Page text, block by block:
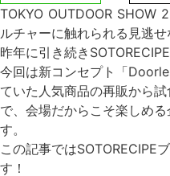
TOKYO OUTDOOR SHOW
ルチャーに触れられる見逃せ
昨年に引き続き
今回は新コンセプト「
ていた人気商品の再販から
で、会場だからこそ楽しめ
す。
この記事ではSOTORECIPE
す！